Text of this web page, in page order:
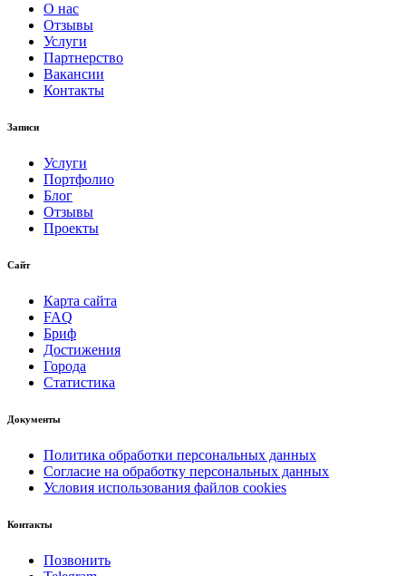
О нас
Отзывы
Услуги
Партнерство
Вакансии
Контакты
Записи
Услуги
Портфолио
Блог
Отзывы
Проекты
Сайт
Карта сайта
FAQ
Бриф
Достижения
Города
Статистика
Документы
Политика обработки персональных данных
Согласие на обработку персональных данных
Условия использования файлов cookies
Контакты
Позвонить